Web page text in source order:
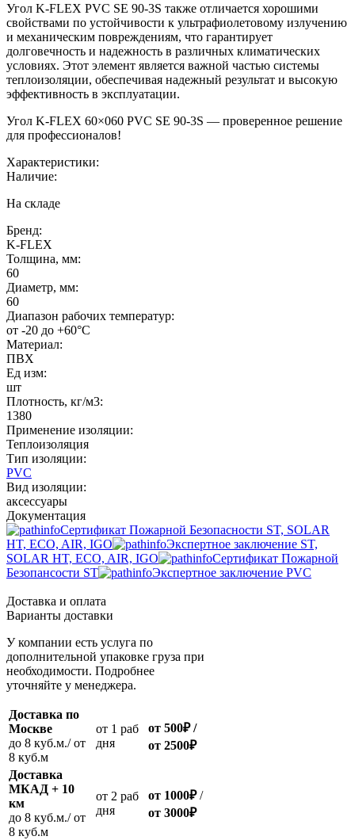
Угол K-FLEX PVC SE 90-3S также отличается хорошими
свойствами по устойчивости к ультрафиолетовому излучению
и механическим повреждениям, что гарантирует
долговечность и надежность в различных климатических
условиях. Этот элемент является важной частью системы
теплоизоляции, обеспечивая надежный результат и высокую
эффективность в эксплуатации.
Угол K-FLEX 60×060 PVC SE 90-3S — проверенное решение
для профессионалов!
Характеристики:
Наличие:
На складе
Бренд:
K-FLEX
Толщина, мм:
60
Диаметр, мм:
60
Диапазон рабочих температур:
от -20 до +60°C
Материал:
ПВХ
Ед изм:
шт
Плотность, кг/м3:
1380
Применение изоляции:
Теплоизоляция
Тип изоляции:
PVC
Вид изоляции:
аксессуары
Документация
Сертификат Пожарной Безопасности ST, SOLAR
HT, ECO, AIR, IGO
Экспертное заключение ST,
SOLAR HT, ECO, AIR, IGO
Сертификат Пожарной
Безопансости ST
Экспертное заключение PVC
Доставка и оплата
Варианты доставки
У компании есть услуга по
дополнительной упаковке груза при
необходимости. Подробнее
уточняйте у менеджера.
Доставка по
Москве
до 8 куб.м./ от
8 куб.м
oт 1 раб
дня
от 500₽/
от 2500₽
Доставка
МКАД + 10
км
до 8 куб.м./ от
8 куб.м
oт 2 раб
дня
от 1000₽/
от 3000₽